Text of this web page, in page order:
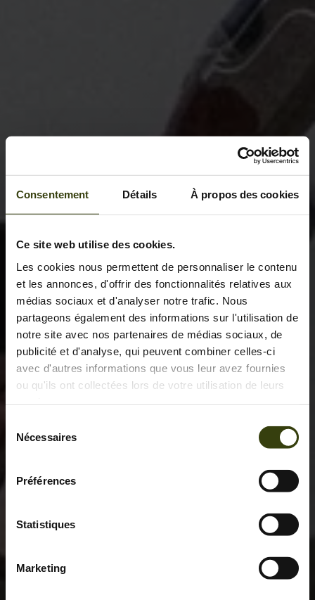
Consentement Détails À propos des cookies
Ce site web utilise des cookies.
Les cookies nous permettent de personnaliser le contenu
et les annonces, d'offrir des fonctionnalités relatives aux
médias sociaux et d'analyser notre trafic. Nous
partageons également des informations sur l'utilisation de
notre site avec nos partenaires de médias sociaux, de
publicité et d'analyse, qui peuvent combiner celles-ci
avec d'autres informations que vous leur avez fournies
ou qu'ils ont collectées lors de votre utilisation de leurs
Nécessaires
Préférences
Statistiques
Marketing